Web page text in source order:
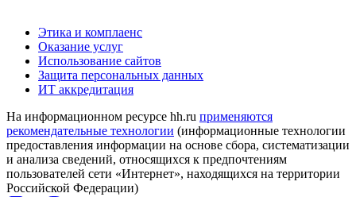
Этика и комплаенс
Оказание услуг
Использование сайтов
Защита персональных данных
ИТ аккредитация
На информационном ресурсе hh.ru применяются
рекомендательные технологии (информационные технологии
предоставления информации на основе сбора, систематизации
и анализа сведений, относящихся к предпочтениям
пользователей сети «Интернет», находящихся на территории
Российской Федерации)